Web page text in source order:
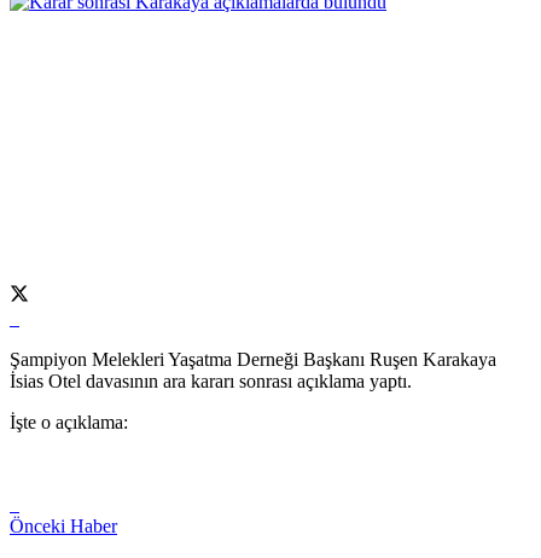
Şampiyon Melekleri Yaşatma Derneği Başkanı Ruşen Karakaya
İsias Otel davasının ara kararı sonrası açıklama yaptı.
İşte o açıklama:
Önceki Haber